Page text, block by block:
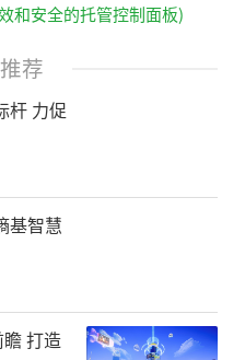
和安全的托管控制面板)
荐
杆 力促
基智慧
打造